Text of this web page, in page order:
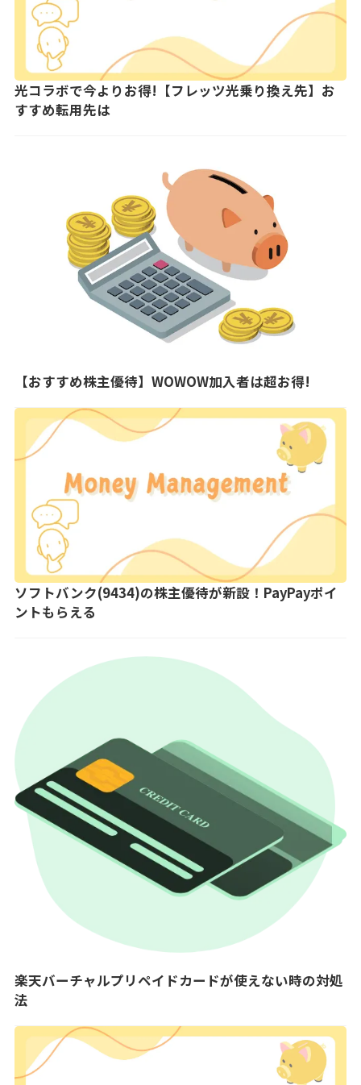
光コラボで今よりお得!【フレッツ光乗り換え先】お
すすめ転用先は
【おすすめ株主優待】WOWOW加入者は超お得!
ソフトバンク(9434)の株主優待が新設！PayPayポイ
ントもらえる
楽天バーチャルプリペイドカードが使えない時の対処
法